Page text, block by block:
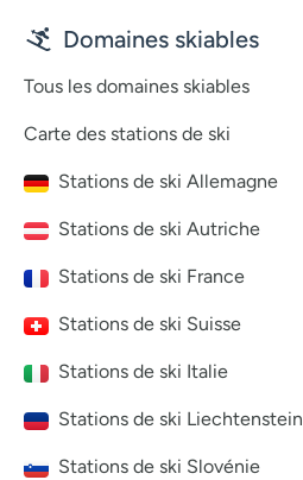
Domaines skiables
Tous les domaines skiables
Carte des stations de ski
Stations de ski Allemagne
Stations de ski Autriche
Stations de ski France
Stations de ski Suisse
Stations de ski Italie
Stations de ski Liechtenstein
Stations de ski Slovénie